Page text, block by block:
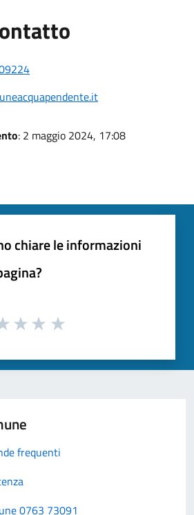
: 2 maggio 2024, 17:08
chiare le informazioni
frequenti
0763 73091